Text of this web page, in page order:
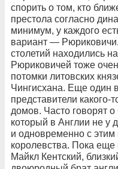
спорить о том, кто
престола согласно
минимум, у каждого
вариант —
столетий находились
Рюриковичей тоже
потомки литовских
Чингисхана. Еще один
представители какого-
домов. Часто говорят
который в Англии не у
и одновременно с этим
королевства. Пока еще
Майкл Кентский,